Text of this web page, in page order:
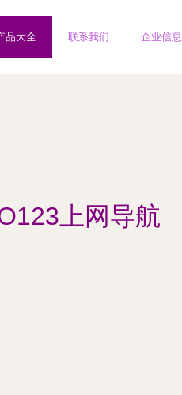
品大全 联系我们 企业信息
上网导航